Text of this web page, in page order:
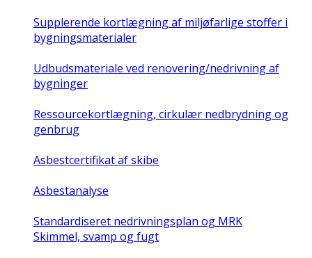
Supplerende kortlægning af miljøfarlige stoffer i
bygningsmaterialer
Udbudsmateriale ved renovering/nedrivning af
bygninger
Ressourcekortlægning, cirkulær nedbrydning og
genbrug
Asbestcertifikat af skibe
Asbestanalyse
Standardiseret nedrivningsplan og MRK
Skimmel, svamp og fugt